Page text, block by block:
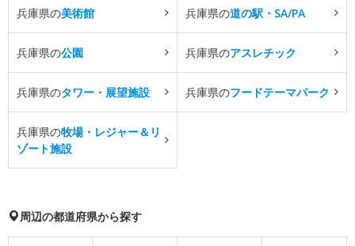
兵庫県の美術館 兵庫県の道の駅・SA/PA
兵庫県の公園 兵庫県のアスレチック
兵庫県のタワー・展望施設 兵庫県のフードテーマパーク
兵庫県の牧場・レジャー＆リ
ゾート施設
周辺の都道府県から探す